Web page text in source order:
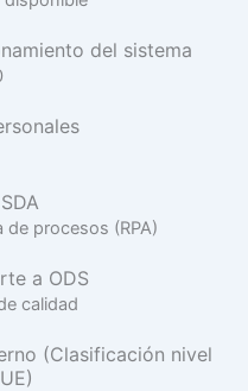
del sistema
procesos (RPA)
a ODS
calidad
(Clasificación nivel